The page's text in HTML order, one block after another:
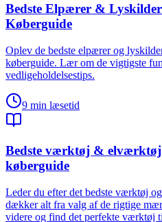
Bedste Elpærer &
Køberguide
Oplev de bedste elpærer og
køberguide. Lær om de vigtigste
vedligeholdelsestips.
9 min læsetid
Bedste værktøj & elværktøj
køberguide
Leder du efter det bedste værktøj
dækker alt fra valg af de rigtige
videre og find det perfekte værktøj